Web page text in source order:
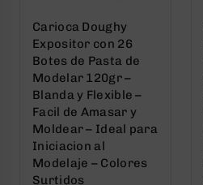
Carioca Doughy
Expositor con 26
Botes de Pasta de
Modelar 120gr –
Blanda y Flexible –
Facil de Amasar y
Moldear – Ideal para
Iniciacion al
Modelaje – Colores
Surtidos